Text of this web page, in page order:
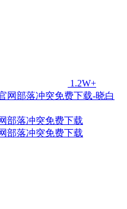
1.2W+
部落冲突免费下载
部落冲突免费下载